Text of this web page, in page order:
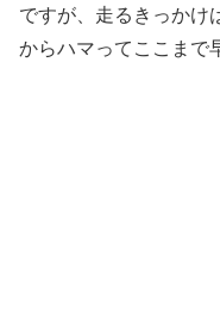
ですが、走るきっかけ
からハマってここまで